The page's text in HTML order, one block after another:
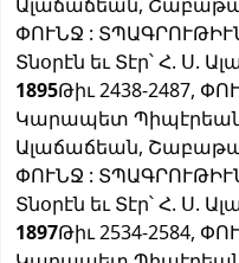
Ալաճաճեան,
ՓՈՒՆՋ :
Տնօրէն եւ Տէր՝ Հ. Ս.
1895Թիւ 2438-2487,
Կարապետ Պիպէրեան,
Ալաճաճեան,
ՓՈՒՆՋ :
Տնօրէն եւ Տէր՝ Հ. Ս.
1897Թիւ 2534-2584,